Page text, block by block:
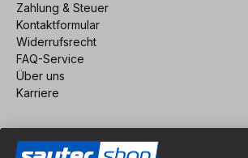
Zahlung & Steuer
Kontaktformular
Widerrufsrecht
FAQ-Service
Über uns
Karriere